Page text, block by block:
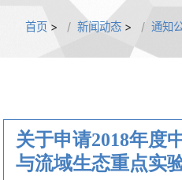
首页 > 新闻动态 > 通知
关于申请2018年度
与流域生态重点实